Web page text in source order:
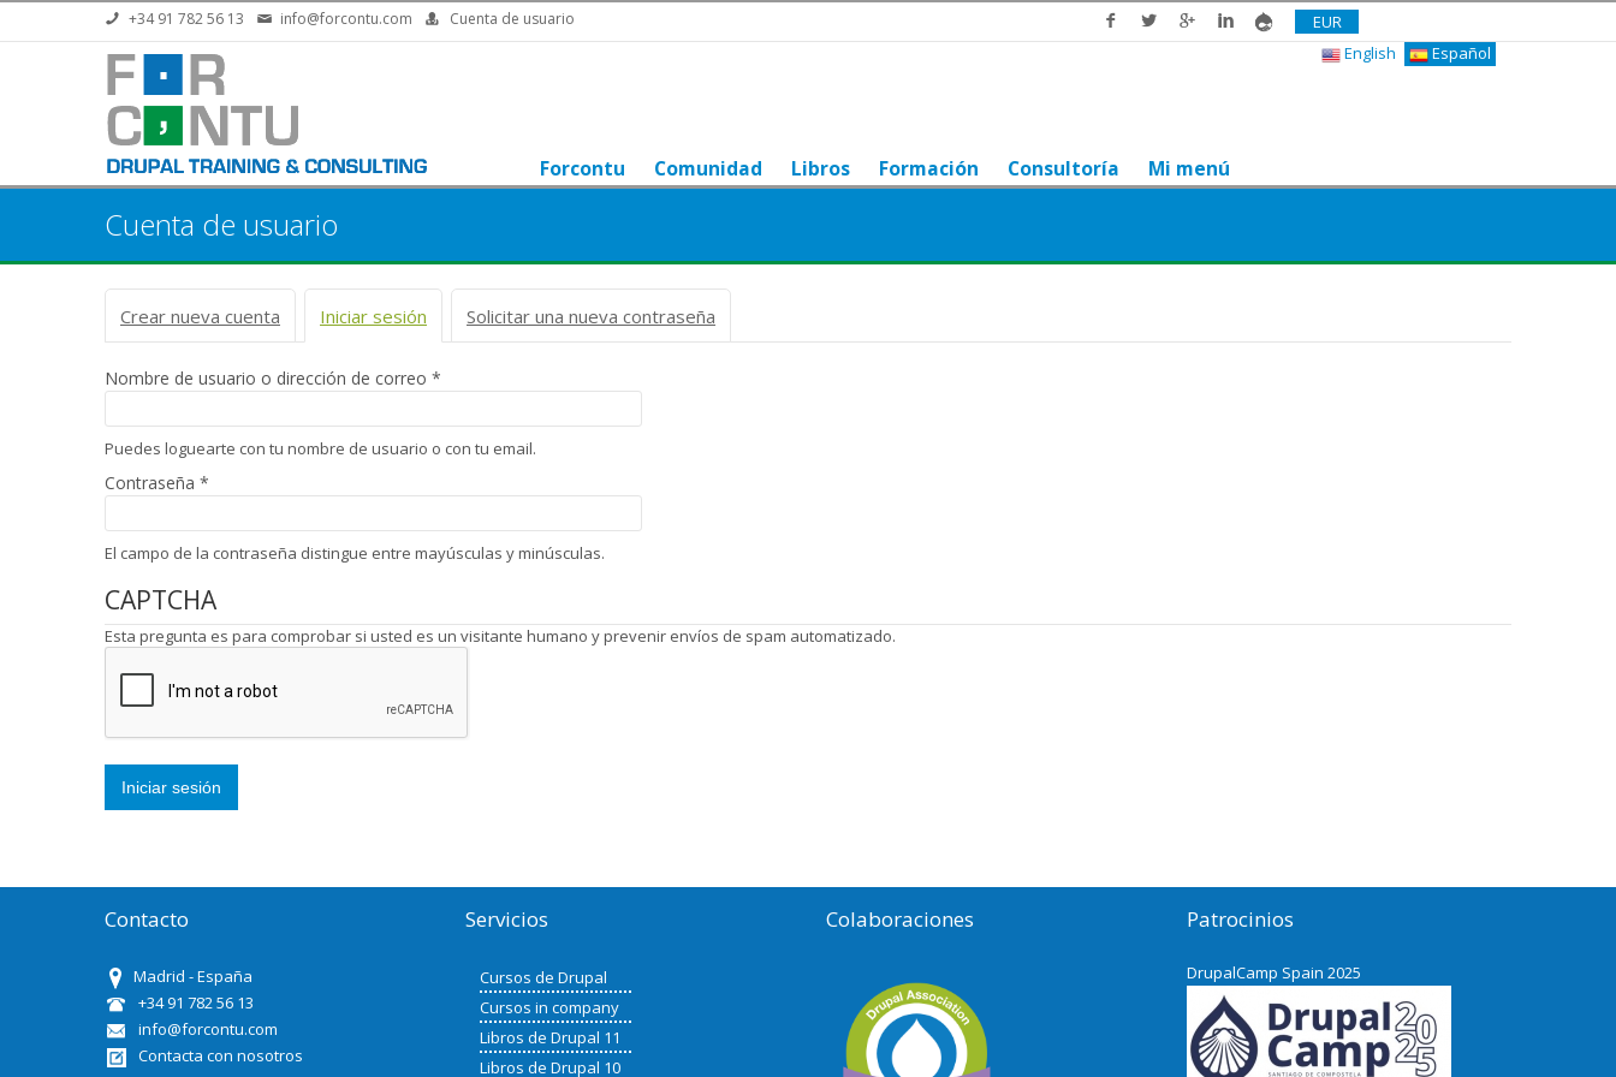
Pasar al contenido principal
+34 91 782 56 13 info@forcontu.com Cuenta de usuario
EUR
English
Español
Forcontu Comunidad Libros Formación Consultoría Mi menú
Cuenta de usuario
Solapas principales
Crear nueva cuenta Iniciar sesión (solapa activa)
Solicitar una nueva contraseña
Nombre de usuario o dirección de correo *
Puedes loguearte con tu nombre de usuario o con tu email.
Contraseña *
El campo de la contraseña distingue entre mayúsculas y minúsculas.
CAPTCHA
Esta pregunta es para comprobar si usted es un visitante humano y prevenir envíos de spam automatizado.
Contacto
Madrid - España
+34 91 782 56 13
info@forcontu.com
Contacta con nosotros
Servicios
Cursos de Drupal
Cursos in company
Libros de Drupal 11
Libros de Drupal 10
Colaboraciones Patrocinios
DrupalCamp Spain 2025